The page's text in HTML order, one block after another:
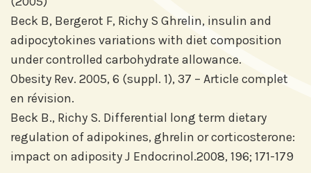
Beck B, Bergerot F, Richy S Ghrelin, insulin and
adipocytokines variations with diet composition
under controlled carbohydrate allowance.
Obesity Rev. 2005, 6 (suppl. 1), 37 – Article complet
en révision.
Beck B., Richy S. Differential long term dietary
regulation of adipokines, ghrelin or corticosterone:
impact on adiposity J Endocrinol.2008, 196; 171-179